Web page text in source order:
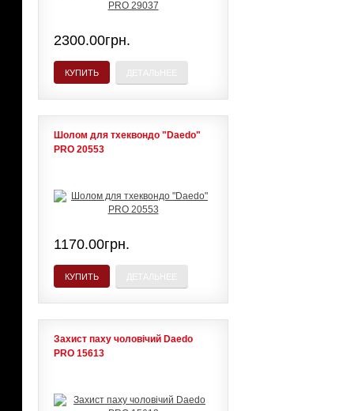
2300.00грн.
КУПИТЬ
Шолом для тхеквондо "Daedo"
PRO 20553
1170.00грн.
КУПИТЬ
Захист паху чоловічий Daedo
PRO 15613